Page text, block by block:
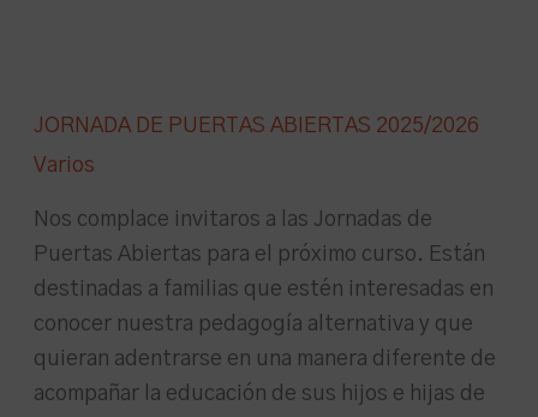
JORNADA DE PUERTAS ABIERTAS 2025/2026
Varios
Nos complace invitaros a las Jornadas de
Puertas Abiertas para el próximo curso. Están
destinadas a familias que estén interesadas en
conocer nuestra pedagogía alternativa y que
quieran adentrarse en una manera diferente de
acompañar la educación de sus hijos e hijas de
JORNADA
ABIERTAS
2025/2026